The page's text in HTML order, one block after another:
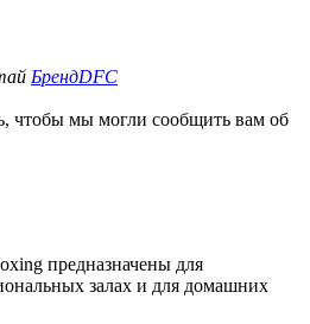
БрендDFC
чтобы мы могли сообщить вам об
предназначены для
залах и для домашних